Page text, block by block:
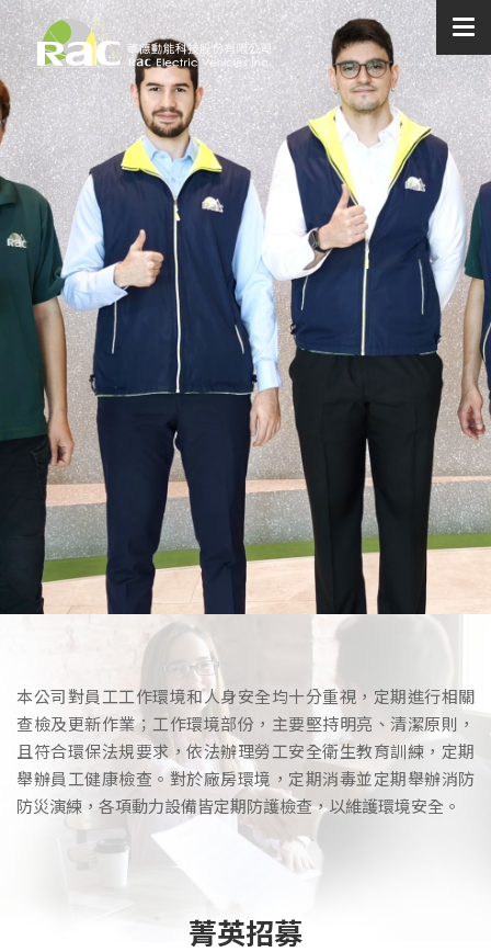
加入我們
本公司對員工工作環境和人身安全均十分重視，定期進行相關
查檢及更新作業；工作環境部份，主要堅持明亮、清潔原則，
且符合環保法規要求，依法辦理勞工安全衛生教育訓練，定期
舉辦員工健康檢查。對於廠房環境，定期消毒並定期舉辦消防
防災演練，各項動力設備皆定期防護檢查，以維護環境安全。
菁英招募